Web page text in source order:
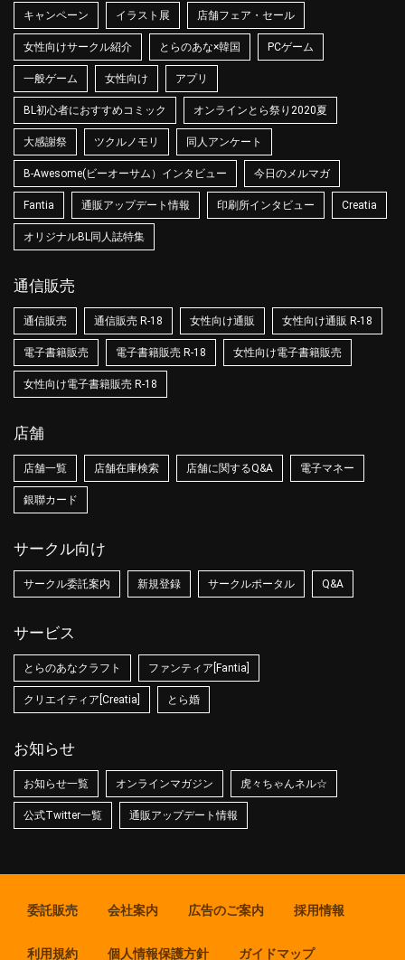
キャンペーン イラスト展 店舗フェア・セール
女性向けサークル紹介 とらのあな×韓国 PCゲーム
一般ゲーム 女性向け アプリ
BL初心者におすすめコミック オンラインとら祭り2020夏
大感謝祭 ツクルノモリ 同人アンケート
B-Awesome(ビーオーサム）インタビュー 今日のメルマガ
Fantia 通販アップデート情報 印刷所インタビュー Creatia
オリジナルBL同人誌特集
通信販売
通信販売 通信販売 R-18 女性向け通販 女性向け通販 R-18
電子書籍販売 電子書籍販売 R-18 女性向け電子書籍販売
女性向け電子書籍販売 R-18
店舗
店舗一覧 店舗在庫検索 店舗に関するQ&A 電子マネー
銀聯カード
サークル向け
サークル委託案内 新規登録 サークルポータル Q&A
サービス
とらのあなクラフト ファンティア[Fantia]
クリエイティア[Creatia] とら婚
お知らせ
お知らせ一覧 オンラインマガジン 虎々ちゃんネル☆
公式Twitter一覧 通販アップデート情報
委託販売 会社案内 広告のご案内 採用情報
利用規約 個人情報保護方針 ガイドマップ